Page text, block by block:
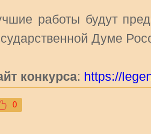
работы будут
Думе
конкурса: https://
0